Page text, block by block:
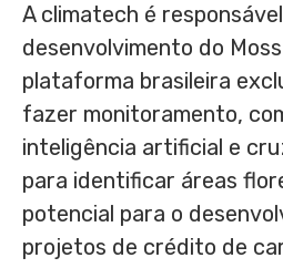
A climatech é
desenvolvimento do
plataforma brasileira
fazer monitoramento,
inteligência artificial e
para identificar áreas
potencial para o
projetos de crédito de